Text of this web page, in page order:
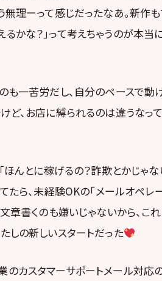
無理ーって感じだったなあ。新作
かな？」って考えちゃうのが本当
も一苦労だし、自分のペースで動
ど、お店に縛られるのは違うなって
ほんとに稼げるの？詐欺とかじゃな
たら、未経験OKの「メールオペレ
章書くのも嫌いじゃないから、こ
しの新しいスタートだった
のカスタマーサポートメール対応